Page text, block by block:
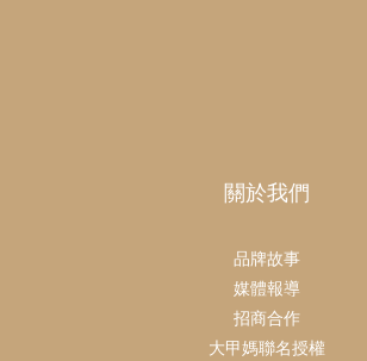
關於我們
品牌故事
媒體報導
招商合作
大甲媽聯名授權